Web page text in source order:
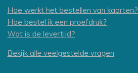
Hoe werkt het bestellen van kaarten?
Hoe bestel ik een proefdruk?
Wat is de levertijd?
Bekijk alle veelgestelde vragen